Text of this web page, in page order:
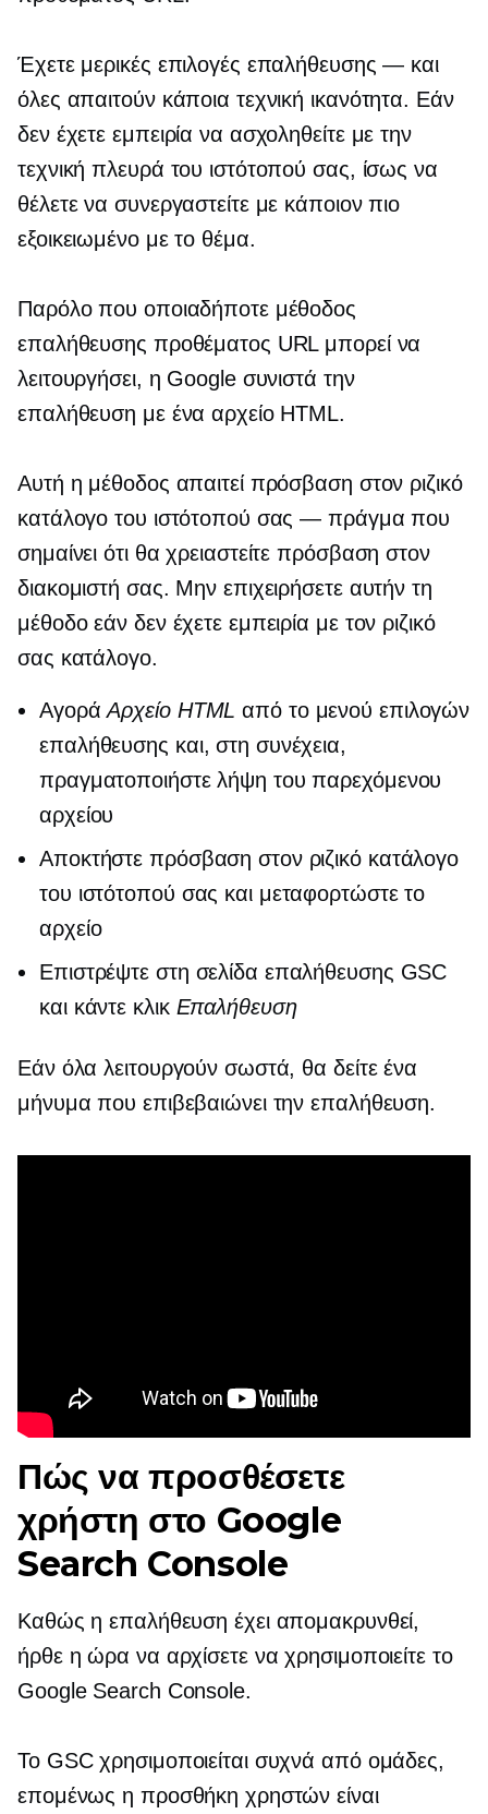
Έχετε μερικές επιλογές επαλήθευσης — και
όλες απαιτούν κάποια τεχνική ικανότητα. Εάν
δεν έχετε εμπειρία να ασχοληθείτε με την
τεχνική πλευρά του ιστότοπού σας, ίσως να
θέλετε να συνεργαστείτε με κάποιον πιο
εξοικειωμένο με το θέμα.
Παρόλο που οποιαδήποτε μέθοδος
επαλήθευσης προθέματος URL μπορεί να
λειτουργήσει, η Google συνιστά την
επαλήθευση με ένα αρχείο HTML.
Αυτή η μέθοδος απαιτεί πρόσβαση στον ριζικό
κατάλογο του ιστότοπού σας — πράγμα που
σημαίνει ότι θα χρειαστείτε πρόσβαση στον
διακομιστή σας. Μην επιχειρήσετε αυτήν τη
μέθοδο εάν δεν έχετε εμπειρία με τον ριζικό
σας κατάλογο.
ΑγοράΑρχείο HTML από το μενού επιλογών
επαλήθευσης και, στη συνέχεια,
πραγματοποιήστε λήψη του παρεχόμενου
αρχείου
Αποκτήστε πρόσβαση στον ριζικό κατάλογο
του ιστότοπού σας και μεταφορτώστε το
αρχείο
Επιστρέψτε στη σελίδα επαλήθευσης GSC
και κάντε κλικ Επαλήθευση
Εάν όλα λειτουργούν σωστά, θα δείτε ένα
μήνυμα που επιβεβαιώνει την επαλήθευση.
Πώς να προσθέσετε
χρήστη στο Google
Search Console
Καθώς η επαλήθευση έχει απομακρυνθεί,
ήρθε η ώρα να αρχίσετε να χρησιμοποιείτε το
Google Search Console.
Το GSC χρησιμοποιείται συχνά από ομάδες,
επομένως η προσθήκη χρηστών είναι